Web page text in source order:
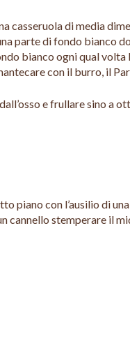
casseruola di media
parte di fondo bianco
bianco ogni qual
con il burro, il
e frullare sino a
piano con l’ausilio di
cannello stemperare il